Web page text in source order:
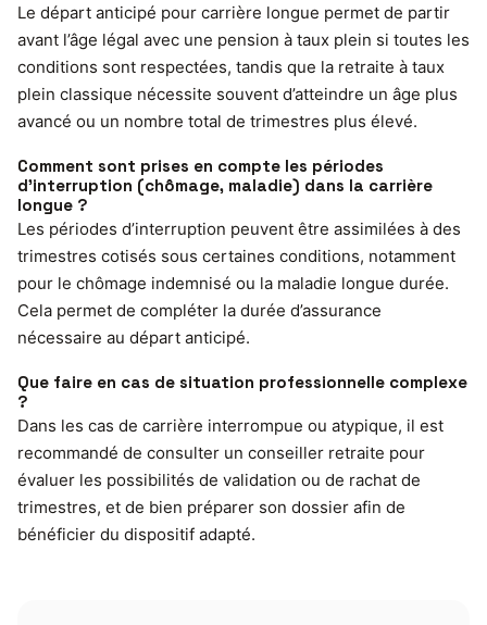
Le départ anticipé pour carrière longue permet de partir
avant l’âge légal avec une pension à taux plein si toutes les
conditions sont respectées, tandis que la retraite à taux
plein classique nécessite souvent d’atteindre un âge plus
avancé ou un nombre total de trimestres plus élevé.
Comment sont prises en compte les périodes
d’interruption (chômage, maladie) dans la carrière
longue ?
Les périodes d’interruption peuvent être assimilées à des
trimestres cotisés sous certaines conditions, notamment
pour le chômage indemnisé ou la maladie longue durée.
Cela permet de compléter la durée d’assurance
nécessaire au départ anticipé.
Que faire en cas de situation professionnelle complexe
?
Dans les cas de carrière interrompue ou atypique, il est
recommandé de consulter un conseiller retraite pour
évaluer les possibilités de validation ou de rachat de
trimestres, et de bien préparer son dossier afin de
bénéficier du dispositif adapté.